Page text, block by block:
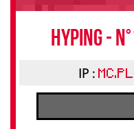
HYPING -
IP :